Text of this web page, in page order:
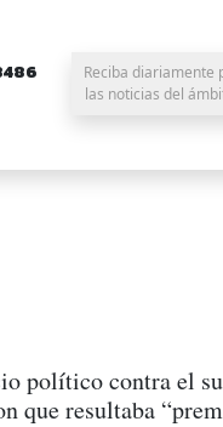
Reciba diariamente
las noticias del
político contra el
que resultaba